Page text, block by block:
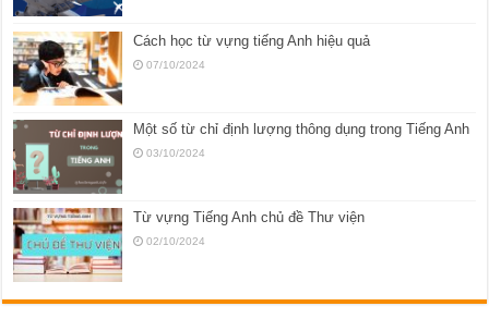
Cách học từ vựng tiếng Anh hiệu quả
07/10/2024
Một số từ chỉ định lượng thông dụng trong Tiếng Anh
03/10/2024
Từ vựng Tiếng Anh chủ đề Thư viện
02/10/2024